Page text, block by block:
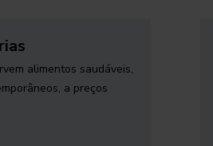
alimentos saudáveis,
a preços